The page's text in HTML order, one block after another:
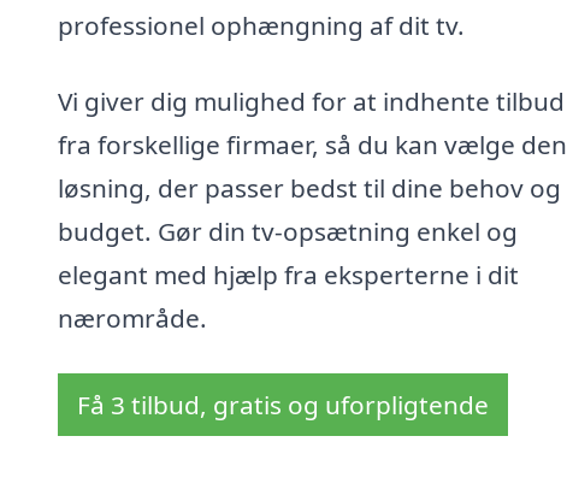
professionel ophængning af dit tv.
Vi giver dig mulighed for at indhente tilbud
fra forskellige firmaer, så du kan vælge den
løsning, der passer bedst til dine behov og
budget. Gør din tv-opsætning enkel og
elegant med hjælp fra eksperterne i dit
nærområde.
Få 3 tilbud, gratis og uforpligtende